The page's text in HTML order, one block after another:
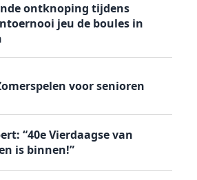
ontknoping tijdens
jeu de boules in
voor senioren
“40e Vierdaagse van
is binnen!”